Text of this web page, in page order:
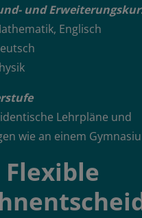
und
Englisch
Lehrpläne und
wie an einem
Flexible